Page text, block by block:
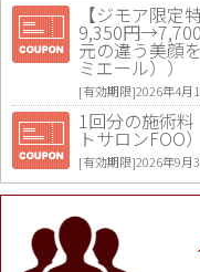
【ジモア限
9,350円
元の違う美顔
ミエール））
[有効期限]2026年4月
1回分の施術
トサロンFOO）
[有効期限]2026年9月
値段提示後「
P！※チケット
駅前店）
[有効期限]2026年9月